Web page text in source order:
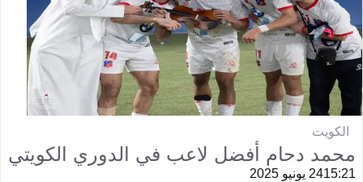
الكويت
محمد دحام أفضل لاعب في الدوري الكويتي
15:2124 يونيو 2025